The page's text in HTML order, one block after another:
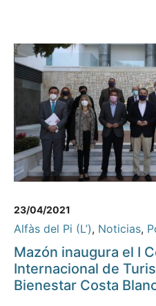
23/04/2021
Alfàs del Pi (L’), Noticias,
Mazón inaugura el I
Internacional de
Bienestar Costa